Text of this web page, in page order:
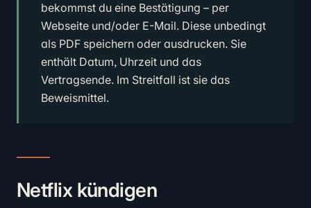
bekommst du eine Bestätigung – per
Webseite und/oder E-Mail. Diese unbedingt
als PDF speichern oder ausdrucken. Sie
enthält Datum, Uhrzeit und das
Vertragsende. Im Streitfall ist sie das
Beweismittel.
Netflix kündigen